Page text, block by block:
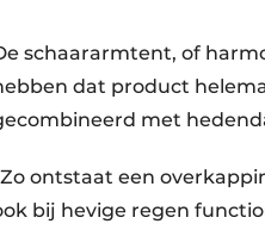
schaararmtent, of
dat product
met
ontstaat een
bij hevige regen